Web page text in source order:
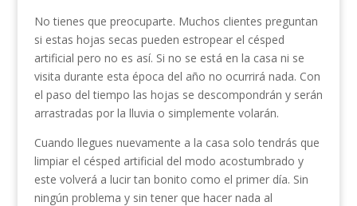
No tienes que preocuparte. Muchos clientes preguntan
si estas hojas secas pueden estropear el césped
artificial pero no es así. Si no se está en la casa ni se
visita durante esta época del año no ocurrirá nada. Con
el paso del tiempo las hojas se descompondrán y serán
arrastradas por la lluvia o simplemente volarán.
Cuando llegues nuevamente a la casa solo tendrás que
limpiar el césped artificial del modo acostumbrado y
este volverá a lucir tan bonito como el primer día. Sin
ningún problema y sin tener que hacer nada al